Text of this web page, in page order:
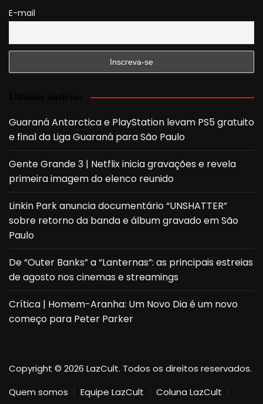
E-mail
Guaraná Antarctica e PlayStation levam PS5 gratuito
e final da Liga Guaraná para São Paulo
Gente Grande 3 | Netflix inicia gravações e revela
primeira imagem do elenco reunido
Linkin Park anuncia documentário “UNSHATTER”
sobre retorno da banda e álbum gravado em São
Paulo
De “Outer Banks” a “Lanternas”: as principais estreias
de agosto nos cinemas e streamings
Crítica | Homem-Aranha: Um Novo Dia é um novo
começo para Peter Parker
Copyright © 2026 LazCult. Todos os direitos reservados.
Quem somos
Equipe LazCult
Coluna LazCult